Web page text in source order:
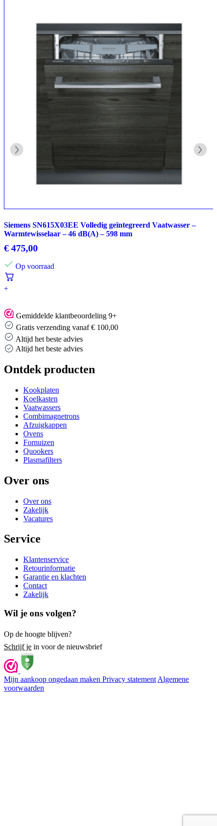
Siemens SN615X03EE Volledig geïntegreerd Vaatwasser –
Warmtewisselaar – 46 dB(A) – 598 mm
€ 475,00
Op voorraad
+
Gemiddelde klantbeoordeling 9+
Gratis verzending vanaf € 100,00
Altijd het beste advies
Altijd het beste advies
Ontdek producten
Kookplaten
Koelkasten
Vaatwassers
Combimagnetrons
Afzuigkappen
Ovens
Fornuizen
Quookers
Plasmafilters
Over ons
Over ons
Zakelijk
Vacatures
Service
Klantenservice
Retourinformatie
Garantie en klachten
Contact
Zakelijk
Wil je ons volgen?
Op de hoogte blijven?
Schrijf je in voor de nieuwsbrief
Mijn aankoop ongedaan maken Privacy statement Algemene
voorwaarden